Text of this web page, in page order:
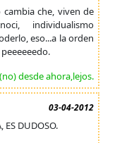
che, viven de
individualismo
eso...a la orden
desde ahora,lejos.
03-04-2012
ES DUDOSO.